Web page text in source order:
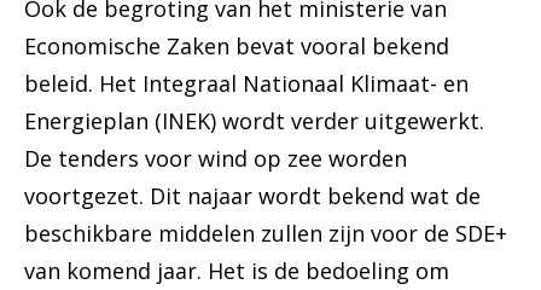
Ook de begroting van het ministerie van
Economische Zaken bevat vooral bekend
beleid. Het Integraal Nationaal Klimaat- en
Energieplan (INEK) wordt verder uitgewerkt.
De tenders voor wind op zee worden
voortgezet. Dit najaar wordt bekend wat de
beschikbare middelen zullen zijn voor de SDE+
van komend jaar. Het is de bedoeling om